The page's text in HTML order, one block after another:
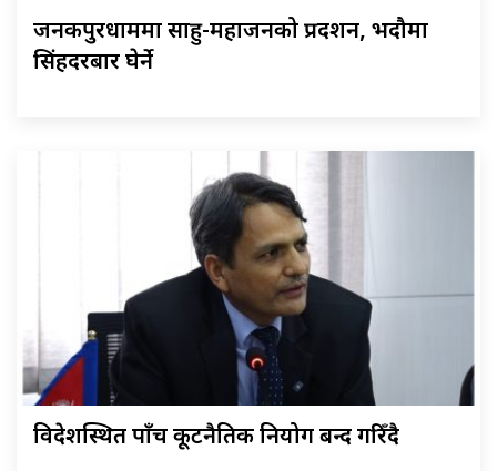
जनकपुरधाममा साहु-महाजनको प्रदर्शन, भदौमा
सिंहदरबार घेर्ने
विदेशस्थित पाँच कूटनैतिक नियोग बन्द गरिँदै